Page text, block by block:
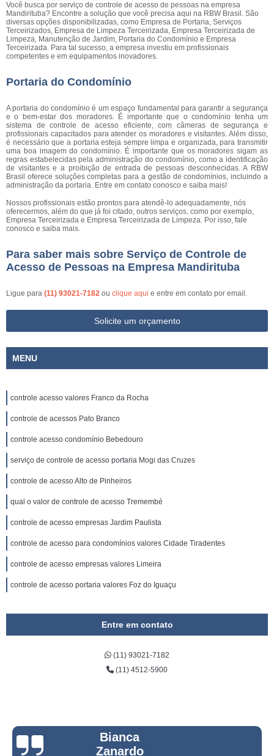
Você busca por serviço de controle de acesso de pessoas na empresa
Mandirituba? Encontre a solução que você precisa aqui na RBW Brasil. São
diversas opções disponibilizadas, como Empresa de Portaria, Serviços
Terceirizados, Empresa de Limpeza Terceirizada, Empresa Terceirizada de
Limpeza, Manutenção de Jardim, Portaria do Condomínio e Empresa
Terceirizada. Para tal sucesso, a empresa investiu em profissionais
competentes e em equipamentos inovadores.
Portaria do Condomínio
A portaria do condomínio é um espaço fundamental para garantir a segurança
e o bem-estar dos moradores. É importante que o condomínio tenha um
sistema de controle de acesso eficiente, com câmeras de segurança e
profissionais capacitados para atender os moradores e visitantes. Além disso,
é necessário que a portaria esteja sempre limpa e organizada, para transmitir
uma boa imagem do condomínio. É importante que os moradores sigam as
regras estabelecidas pela administração do condomínio, como a identificação
de visitantes e a proibição de entrada de pessoas desconhecidas. A RBW
Brasil oferece soluções completas para a gestão de condomínios, incluindo a
administração da portaria. Entre em contato conosco e saiba mais!
Nossos profissionais estão prontos para atendê-lo adequadamente, nós
oferecermos, além do que já foi citado, outros serviços, como por exemplo,
Empresa Terceirizada e Empresa Terceirizada de Limpeza. Por isso, fale
conosco e saiba mais.
Para saber mais sobre Serviço de Controle de
Acesso de Pessoas na Empresa Mandirituba
Ligue para (11) 93021-7182 ou clique aqui e entre em contato por email.
Solicite um orçamento
MENU
controle acesso valores Franco da Rocha
controle de acessos Pato Branco
controle acesso condomínio Bebedouro
serviço de controle de acesso portaria Mogi das Cruzes
controle de acesso Alto de Pinheiros
qual o valor de controle de acesso Tremembé
controle de acesso empresas Jardim Paulista
controle de acesso para condomínios valores Cidade Tiradentes
controle de acesso empresas valores Limeira
controle de acesso portaria valores Foz do Iguaçu
Entre em contato
(11) 93021-7182
(11) 4512-5900
Bianca
Zanardo